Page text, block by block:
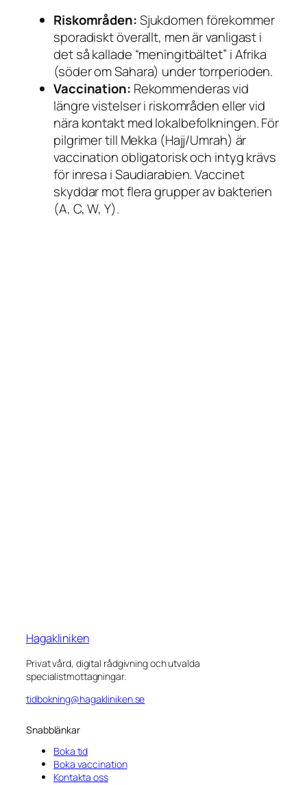
Riskområden:Sjukdomen förekommer
sporadiskt överallt, men är vanligast i
det så kallade “meningitbältet” i Afrika
(söder om Sahara) under torrperioden.
Vaccination: Rekommenderas vid
längre vistelser i riskområden eller vid
nära kontakt med lokalbefolkningen. För
pilgrimer till Mekka (Hajj/Umrah) är
vaccination obligatorisk och intyg krävs
för inresa i Saudiarabien. Vaccinet
skyddar mot flera grupper av bakterien
(A, C, W, Y).
Hagakliniken
Privat vård, digital rådgivning och utvalda
specialistmottagningar.
tidbokning@hagakliniken.se
Snabblänkar
Boka tid
Boka vaccination
Kontakta oss